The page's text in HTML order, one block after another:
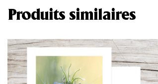
Produits similaires